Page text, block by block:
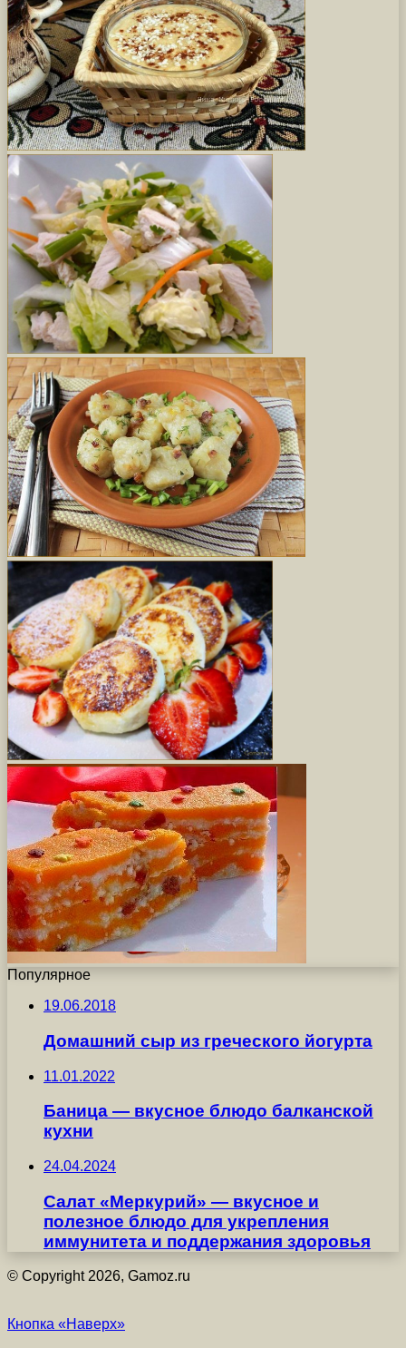
Популярное
19.06.2018
Домашний сыр из греческого йогурта
11.01.2022
Баница — вкусное блюдо балканской
кухни
24.04.2024
Салат «Меркурий» — вкусное и
полезное блюдо для укрепления
иммунитета и поддержания здоровья
© Copyright 2026, Gamoz.ru
Кнопка «Наверх»